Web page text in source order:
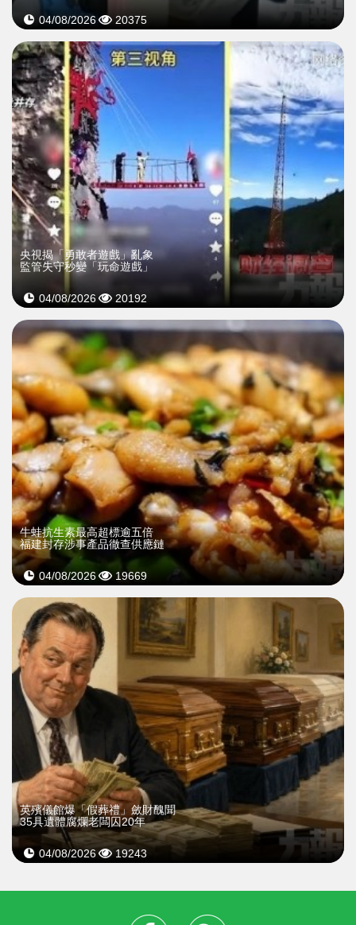
04/08/2026 20375
央視揭「勇敢者遊戲」亂象
監管失守秒變「玩命遊戲」
04/08/2026 20192
牛蛙抗生素最高超標逾五倍
福建封存涉事產品徹查供應鏈
04/08/2026 19669
英殯儀館爆「假葬禮」斂財醜聞
35具遺體腐爛老闆囚20年
04/08/2026 19243